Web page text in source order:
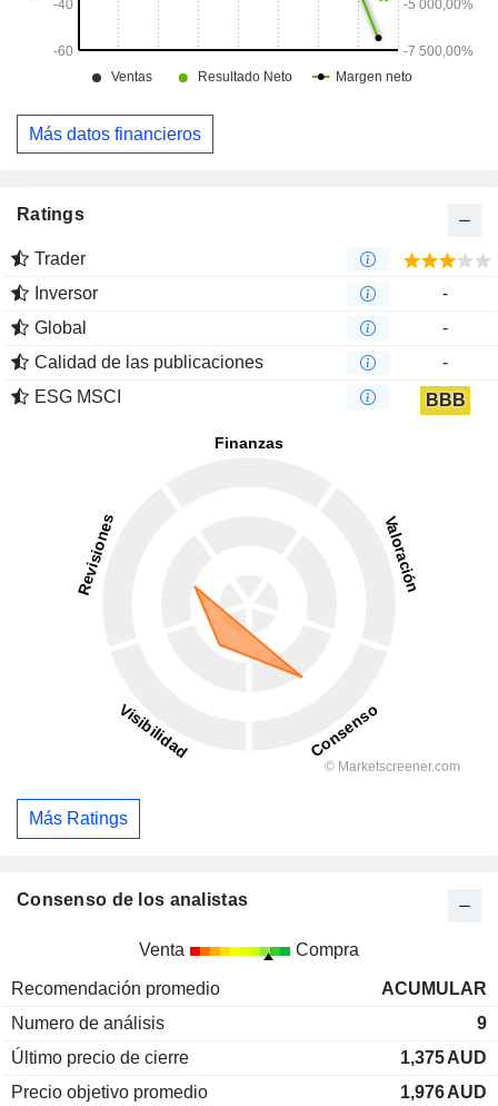
Más datos financieros
Ratings
Trader
Inversor
-
Global
-
Calidad de las publicaciones
-
ESG MSCI
BBB
Más Ratings
Consenso de los analistas
Venta Compra
Recomendación promedio
ACUMULAR
Numero de análisis
9
Último precio de cierre
1,375AUD
Precio objetivo promedio
1,976AUD